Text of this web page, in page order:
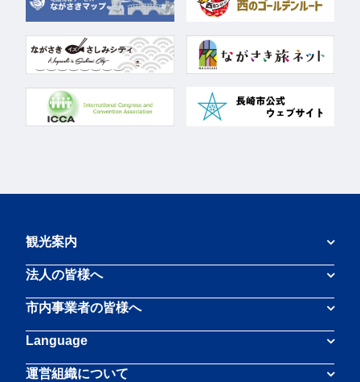
観光案内
法人の皆様へ
市内事業者の皆様へ
Language
運営組織について